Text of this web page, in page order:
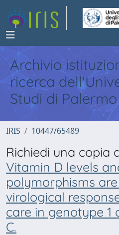
Archivio
ricerca
Studi di Palermo
IRIS 10447/65489
Richiedi una copia
Vitamin D levels
polymorphisms
virological
care in genotype 1
C.